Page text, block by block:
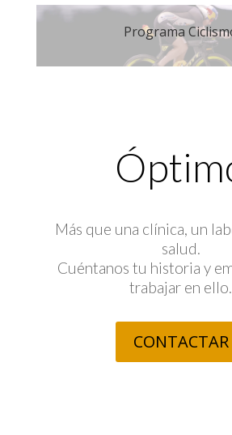
Programa
Más que una clínica, un
salud.
Cuéntanos tu historia y
trabajar en ello.
CONTACTAR